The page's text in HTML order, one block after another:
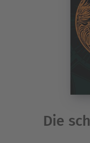
Die